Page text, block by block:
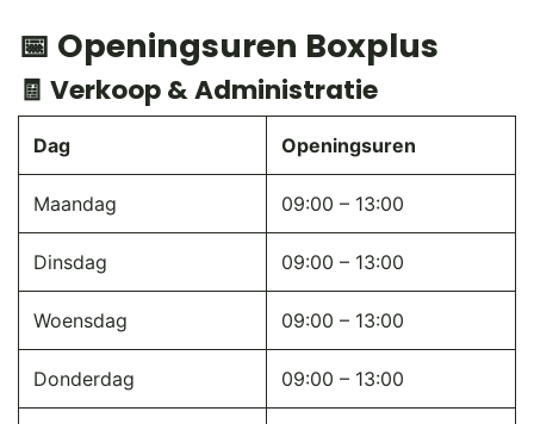
📅 Openingsuren Boxplus
🧾 Verkoop & Administratie
Dag Openingsuren
Maandag 09:00 – 13:00
Dinsdag 09:00 – 13:00
Woensdag 09:00 – 13:00
Donderdag 09:00 – 13:00